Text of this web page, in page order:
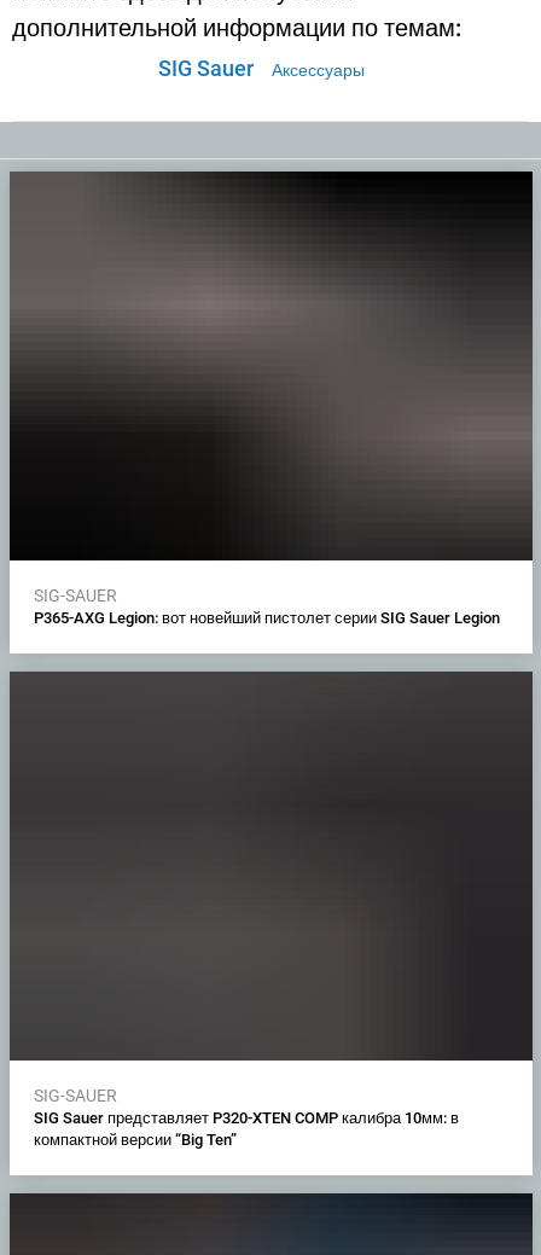
дополнительной информации по темам:
SIG Sauer Аксессуары
SIG-SAUER
P365-AXG Legion: вот новейший пистолет серии SIG Sauer Legion
SIG-SAUER
SIG Sauer представляет P320-XTEN COMP калибра 10мм: в
компактной версии “Big Ten”